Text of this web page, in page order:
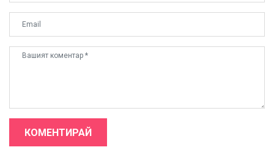
КОМЕНТИРАЙ